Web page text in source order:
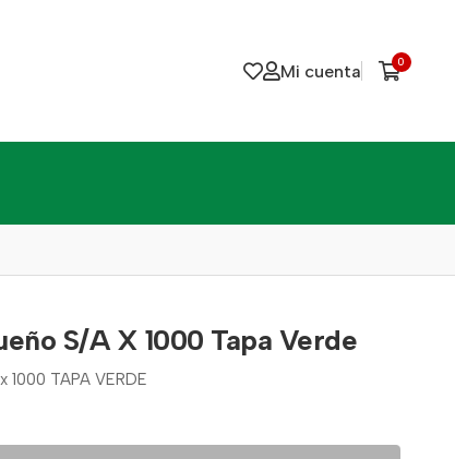
Mi cuenta 0
S/A X 1000 Tapa Verde
1000 TAPA VERDE